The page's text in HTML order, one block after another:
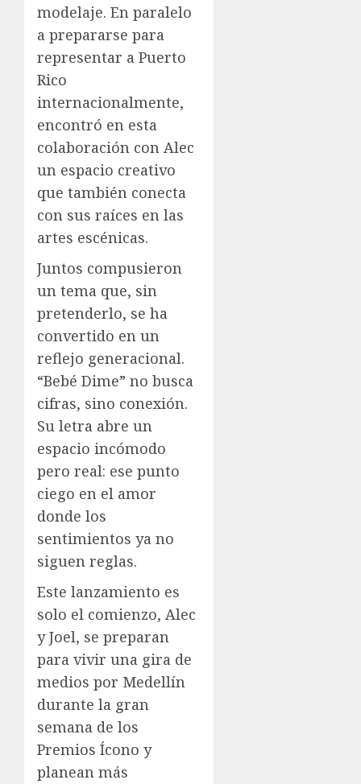
modelaje. En paralelo
a prepararse para
representar a Puerto
Rico
internacionalmente,
encontró en esta
colaboración con Alec
un espacio creativo
que también conecta
con sus raíces en las
artes escénicas.
Juntos compusieron
un tema que, sin
pretenderlo, se ha
convertido en un
reflejo generacional.
“Bebé Dime” no busca
cifras, sino conexión.
Su letra abre un
espacio incómodo
pero real: ese punto
ciego en el amor
donde los
sentimientos ya no
siguen reglas.
Este lanzamiento es
solo el comienzo, Alec
y Joel, se preparan
para vivir una gira de
medios por Medellín
durante la gran
semana de los
Premios Ícono y
planean más